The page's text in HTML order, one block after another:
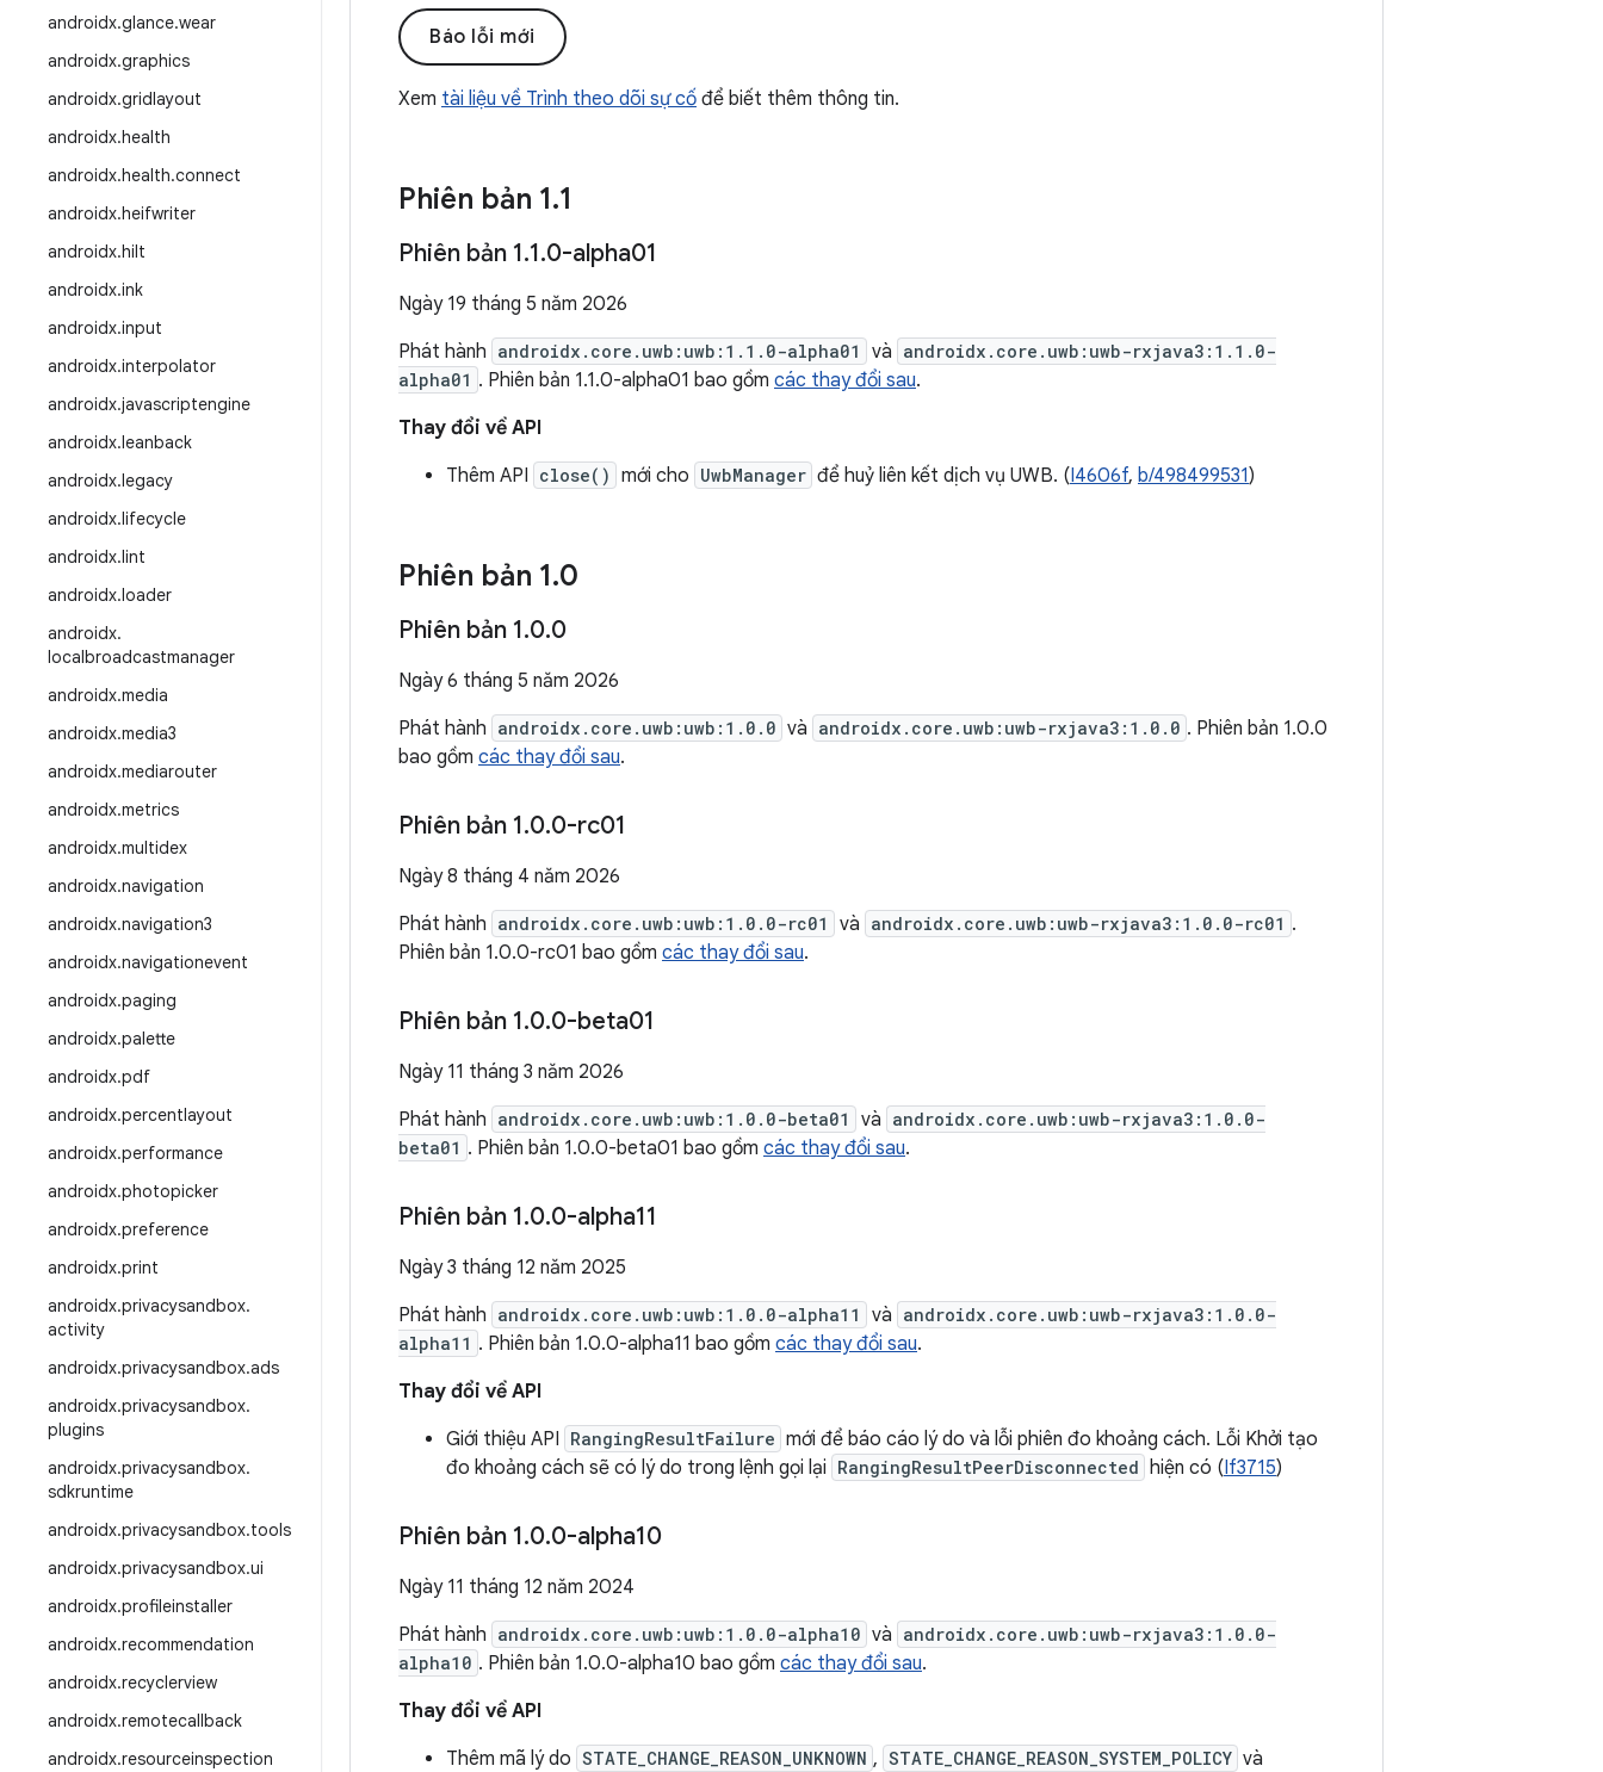
androidx.glance.wear
androidx.graphics
androidx.gridlayout
androidx.health
androidx.health.connect
androidx.heifwriter
androidx.hilt
androidx.ink
androidx.input
androidx.interpolator
androidx.javascriptengine
androidx.leanback
androidx.legacy
androidx.lifecycle
androidx.lint
androidx.loader
androidx.
localbroadcastmanager
androidx.media
androidx.media3
androidx.mediarouter
androidx.metrics
androidx.multidex
androidx.navigation
androidx.navigation3
androidx.navigationevent
androidx.paging
androidx.palette
androidx.pdf
androidx.percentlayout
androidx.performance
androidx.photopicker
androidx.preference
androidx.print
androidx.privacysandbox.
activity
androidx.privacysandbox.ads
androidx.privacysandbox.
plugins
androidx.privacysandbox.
sdkruntime
androidx.privacysandbox.tools
androidx.privacysandbox.ui
androidx.profileinstaller
androidx.recommendation
androidx.recyclerview
androidx.remotecallback
androidx.resourceinspection
Báo lỗi mới
Xem tài liệu về Trình theo dõi sự cố để biết thêm thông tin.
Phiên bản 1.1
Phiên bản 1.1.0-alpha01
Ngày 19 tháng 5 năm 2026
Phát hành androidx.core.uwb:uwb:1.1.0-alpha01 và androidx.core.uwb:uwb-rxjava3:1.1.0-
alpha01 . Phiên bản 1.1.0-alpha01 bao gồm các thay đổi sau.
Thay đổi về API
Thêm API close() mới cho UwbManager để huỷ liên kết dịch vụ UWB. (I4606f, b/498499531)
Phiên bản 1.0
Phiên bản 1.0.0
Ngày 6 tháng 5 năm 2026
Phát hành androidx.core.uwb:uwb:1.0.0 và androidx.core.uwb:uwb-rxjava3:1.0.0 . Phiên bản 1.0.0
bao gồm các thay đổi sau.
Phiên bản 1.0.0-rc01
Ngày 8 tháng 4 năm 2026
Phát hành androidx.core.uwb:uwb:1.0.0-rc01 và androidx.core.uwb:uwb-rxjava3:1.0.0-rc01 .
Phiên bản 1.0.0-rc01 bao gồm các thay đổi sau.
Phiên bản 1.0.0-beta01
Ngày 11 tháng 3 năm 2026
Phát hành androidx.core.uwb:uwb:1.0.0-beta01 và androidx.core.uwb:uwb-rxjava3:1.0.0-
beta01 . Phiên bản 1.0.0-beta01 bao gồm các thay đổi sau.
Phiên bản 1.0.0-alpha11
Ngày 3 tháng 12 năm 2025
Phát hành androidx.core.uwb:uwb:1.0.0-alpha11 và androidx.core.uwb:uwb-rxjava3:1.0.0-
alpha11 . Phiên bản 1.0.0-alpha11 bao gồm các thay đổi sau.
Thay đổi về API
Giới thiệu API RangingResultFailure mới để báo cáo lý do và lỗi phiên đo khoảng cách. Lỗi Khởi tạo
đo khoảng cách sẽ có lý do trong lệnh gọi lại RangingResultPeerDisconnected hiện có (If3715)
Phiên bản 1.0.0-alpha10
Ngày 11 tháng 12 năm 2024
Phát hành androidx.core.uwb:uwb:1.0.0-alpha10 và androidx.core.uwb:uwb-rxjava3:1.0.0-
alpha10 . Phiên bản 1.0.0-alpha10 bao gồm các thay đổi sau.
Thay đổi về API
Thêm mã lý do STATE_CHANGE_REASON_UNKNOWN , STATE_CHANGE_REASON_SYSTEM_POLICY và